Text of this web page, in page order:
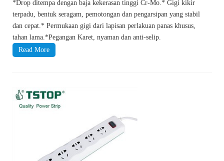
*Drop ditempa dengan baja kekerasan tinggi Cr-Mo.* Gigi kikir
terpadu, bentuk seragam, pemotongan dan pengarsipan yang stabil
dan cepat.* Permukaan gigi dari lapisan perlakuan panas khusus,
tahan lama.*Pegangan Karet, nyaman dan anti-selip.
Read More